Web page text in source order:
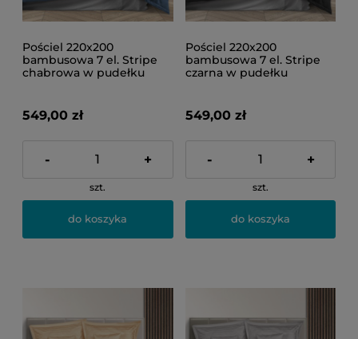
Pościel 220x200
bambusowa 7 el. Stripe
chabrowa w pudełku
549,00 zł
- +
szt.
do koszyka
Pościel 220x200
bambusowa 7 el. Stripe
czarna w pudełku
549,00 zł
- +
szt.
do koszyka